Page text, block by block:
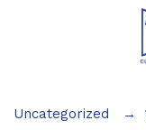
Uncategorized